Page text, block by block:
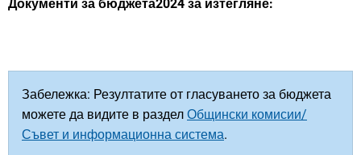
Документи за бюджета2024 за изтегляне:
Забележка: Резултатите от гласуването за бюджета
можете да видите в раздел Общински комисии/
Съвет и информационна система.